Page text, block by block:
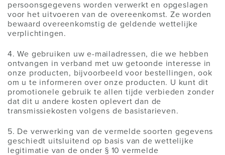
persoonsgegevens worden verwerkt en opgeslagen
voor het uitvoeren van de overeenkomst. Ze worden
bewaard overeenkomstig de geldende wettelijke
verplichtingen.
4. We gebruiken uw e-mailadressen, die we hebben
ontvangen in verband met uw getoonde interesse in
onze producten, bijvoorbeeld voor bestellingen, ook
om u te informeren over onze producten. U kunt dit
promotionele gebruik te allen tijde verbieden zonder
dat dit u andere kosten oplevert dan de
transmissiekosten volgens de basistarieven.
5. De verwerking van de vermelde soorten gegevens
geschiedt uitsluitend op basis van de wettelijke
legitimatie van de onder § 10 vermelde